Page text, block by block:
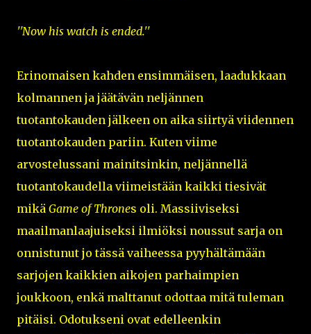
''Now his watch is ended.''
Erinomaisen kahden ensimmäisen, laadukkaan
kolmannen ja jäätävän neljännen
tuotantokauden jälkeen on aika siirtyä viidennen
tuotantokauden pariin. Kuten viime
arvostelussani mainitsinkin, neljännellä
tuotantokaudella viimeistään kaikki tiesivät
mikä Game of Thrones oli. Massiiviseksi
maailmanlaajuiseksi ilmiöksi noussut sarja on
onnistunut jo tässä vaiheessa pyyhältämään
sarjojen kaikkien aikojen parhaimpien
joukkoon, enkä malttanut odottaa mitä tuleman
pitäisi. Odotukseni ovat edelleenkin